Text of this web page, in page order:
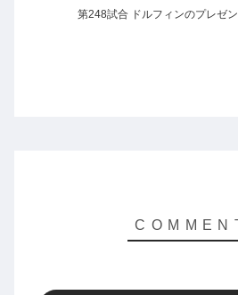
第248試合 ドルフィンのプレゼン